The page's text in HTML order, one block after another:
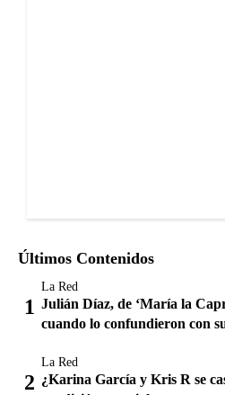
Últimos Contenidos
La Red
Julián Díaz, de ‘María la
cuando lo confundieron con
La Red
¿Karina García y Kris R se